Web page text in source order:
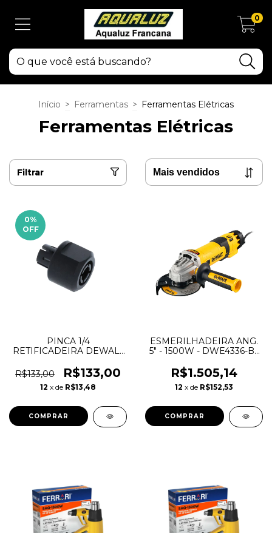
0
Início > Ferramentas > Ferramentas Elétricas
Ferramentas Elétricas
Filtrar
0%
OFF
PINCA 1/4
RETIFICADEIRA DEWALT
R$133,00
R$133,00
12 x de R$13,48
ESMERILHADEIRA ANG.
5" - 1500W - DWE4336-B2
R$1.505,14
12 x de R$152,53